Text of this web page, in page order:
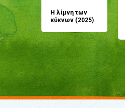
Η λίμνη των
κύκνων (2025)